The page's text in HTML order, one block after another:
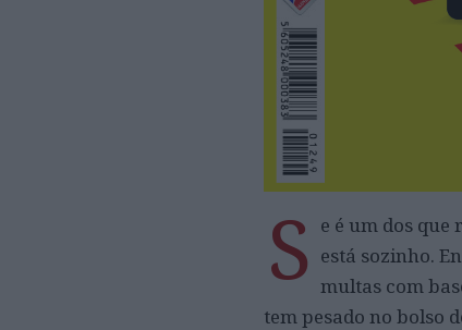
S e é um dos
está sozinho.
multas com
tem pesado no bolso